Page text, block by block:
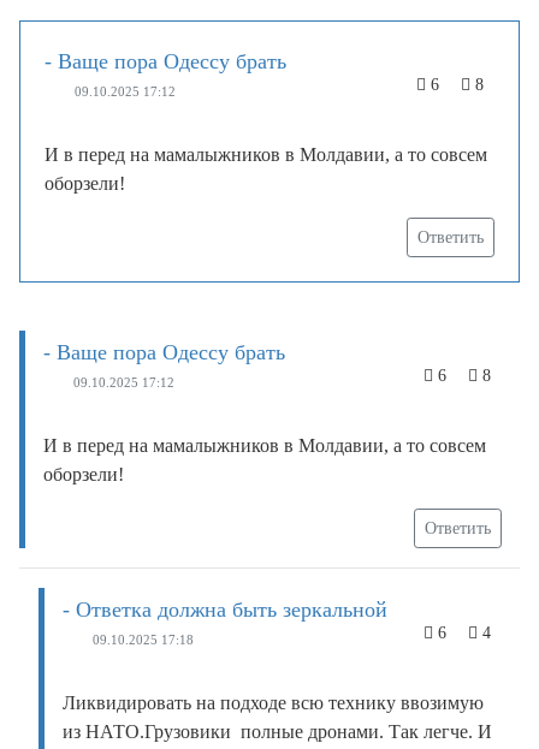
- Ваще пора Одессу брать
09.10.2025 17:12 6 8
И в перед на мамалыжников в Молдавии, а то совсем
оборзели!
Ответить
- Ваще пора Одессу брать
09.10.2025 17:12 6 8
И в перед на мамалыжников в Молдавии, а то совсем
оборзели!
Ответить
- Ответка должна быть зеркальной
09.10.2025 17:18 6 4
Ликвидировать на подходе всю технику ввозимую
из НАТО.Грузовики полные дронами. Так легче. И